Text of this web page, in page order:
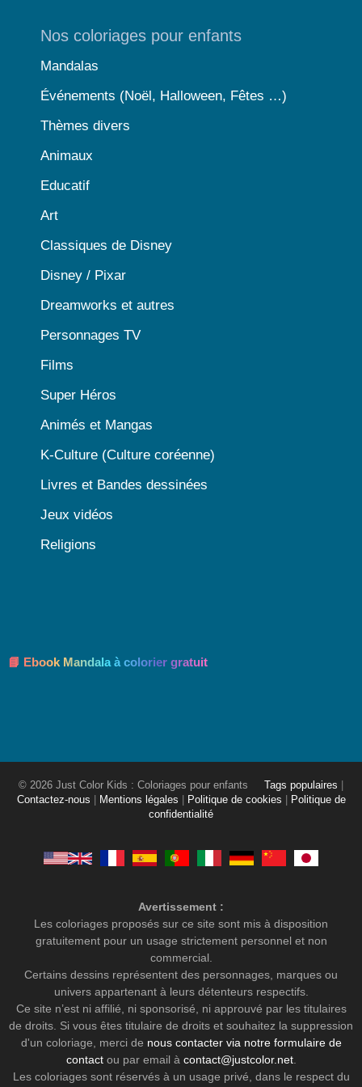
Nos coloriages pour enfants
Mandalas
Événements (Noël, Halloween, Fêtes …)
Thèmes divers
Animaux
Educatif
Art
Classiques de Disney
Disney / Pixar
Dreamworks et autres
Personnages TV
Films
Super Héros
Animés et Mangas
K-Culture (Culture coréenne)
Livres et Bandes dessinées
Jeux vidéos
Religions
📘 Ebook Mandala à colorier gratuit
© 2026 Just Color Kids : Coloriages pour enfants Tags populaires
Contactez-nous
Mentions légales Politique de cookies
Politique de
confidentialité
Avertissement :
Les coloriages proposés sur ce site sont mis à disposition
gratuitement pour un usage strictement personnel et non
commercial.
Certains dessins représentent des personnages, marques ou
univers appartenant à leurs détenteurs respectifs.
Ce site n’est ni affilié, ni sponsorisé, ni approuvé par les titulaires
de droits. Si vous êtes titulaire de droits et souhaitez la suppression
d'un coloriage, merci de nous contacter via notre formulaire de
contactou par email à contact@justcolor.net.
Les coloriages sont réservés à un usage privé, dans le respect du